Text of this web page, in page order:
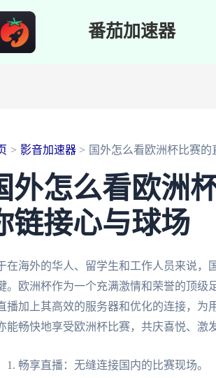
番茄加速器
影音加速器 国外怎么看欧洲杯比赛的
外怎么看欧洲
链接心与球场
在海外的华人、留学生和工作人员来说，
。欧洲杯作为一个充满激情和荣誉的顶级
播加上其高效的服务器和优化的连接，为
能畅快地享受欧洲杯比赛，共庆喜悦、激
畅享直播：无缝连接国内的比赛现场。